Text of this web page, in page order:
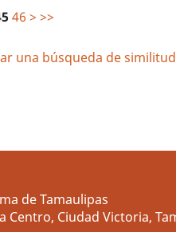
46 > >>
una búsqueda de
de Tamaulipas
Centro, Ciudad Victoria,